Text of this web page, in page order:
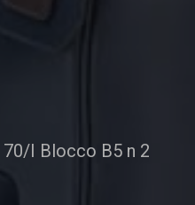
70/I Blocco B5 n 2